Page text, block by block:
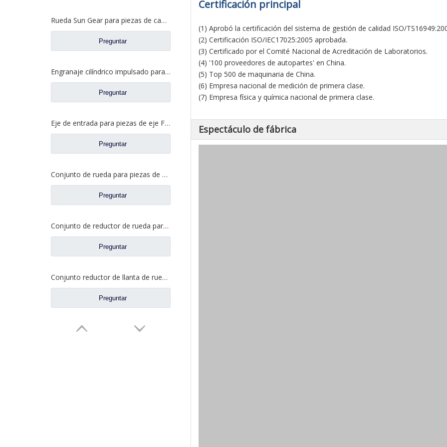
Rueda Sun Gear para piezas de camión Fuwa DN0301M0-7
Preguntar
Engranaje cilíndrico impulsado para piezas de camión Fuhua CD0044M0-0
Preguntar
Eje de entrada para piezas de eje Fuwa EP0043M0-3032422
Preguntar
Conjunto de rueda para piezas de camiones North Benz A463500609
Preguntar
Conjunto de reductor de rueda para Dongfeng Liuqi Balong Fangsheng Axle Auto Truck Repuestos JY2405R043-054-LQ
Preguntar
Conjunto reductor de llanta de rueda para Dongfeng t-lift Kinland Dena Axle Auto repuestos 2405010-ZH04D
Preguntar
Certificación principal
(1) Aprobó la certificación del sistema de gestión de calidad ISO/
(2) Certificación ISO/IEC17025:2005 aprobada.
(3) Certificado por el Comité Nacional de Acreditación de Laboratorios.
(4) '100 proveedores de autopartes' en China.
(5) Top 500 de maquinaria de China.
(6) Empresa nacional de medición de primera clase.
(7) Empresa física y química nacional de primera clase.
Espectáculo de fábrica